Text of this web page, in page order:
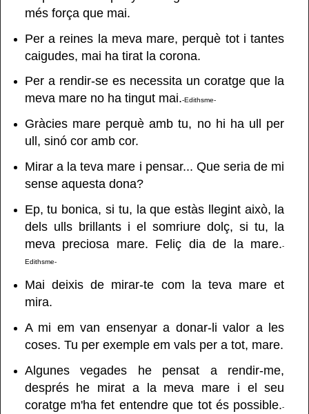
més força que mai.
Per a reines la meva mare, perquè tot i tantes
caigudes, mai ha tirat la corona.
Per a rendir-se es necessita un coratge que la
meva mare no ha tingut mai.-Edithsme-
Gràcies mare perquè amb tu, no hi ha ull per
ull, sinó cor amb cor.
Mirar a la teva mare i pensar... Que seria de mi
sense aquesta dona?
Ep, tu bonica, si tu, la que estàs llegint això, la
dels ulls brillants i el somriure dolç, si tu, la
meva preciosa mare. Feliç dia de la mare.-
Edithsme-
Mai deixis de mirar-te com la teva mare et
mira.
A mi em van ensenyar a donar-li valor a les
coses. Tu per exemple em vals per a tot, mare.
Algunes vegades he pensat a rendir-me,
després he mirat a la meva mare i el seu
coratge m'ha fet entendre que tot és possible.-